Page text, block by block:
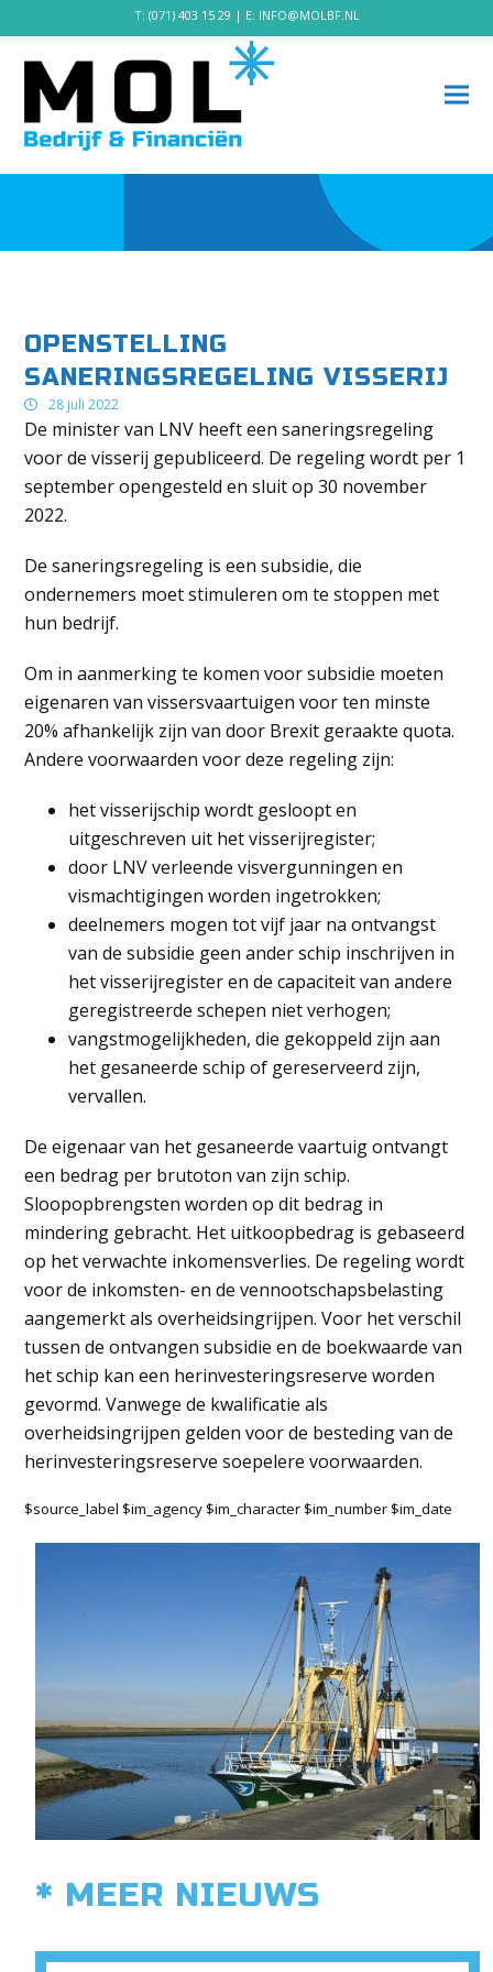
T: (071) 403 15 29 | E: INFO@MOLBF.NL
OPENSTELLING
SANERINGSREGELING VISSERIJ
28 juli 2022
De minister van LNV heeft een saneringsregeling
voor de visserij gepubliceerd. De regeling wordt per 1
september opengesteld en sluit op 30 november
2022.
De saneringsregeling is een subsidie, die
ondernemers moet stimuleren om te stoppen met
hun bedrijf.
Om in aanmerking te komen voor subsidie moeten
eigenaren van vissersvaartuigen voor ten minste
20% afhankelijk zijn van door Brexit geraakte quota.
Andere voorwaarden voor deze regeling zijn:
het visserijschip wordt gesloopt en
uitgeschreven uit het visserijregister;
door LNV verleende visvergunningen en
vismachtigingen worden ingetrokken;
deelnemers mogen tot vijf jaar na ontvangst
van de subsidie geen ander schip inschrijven in
het visserijregister en de capaciteit van andere
geregistreerde schepen niet verhogen;
vangstmogelijkheden, die gekoppeld zijn aan
het gesaneerde schip of gereserveerd zijn,
vervallen.
De eigenaar van het gesaneerde vaartuig ontvangt
een bedrag per brutoton van zijn schip.
Sloopopbrengsten worden op dit bedrag in
mindering gebracht. Het uitkoopbedrag is gebaseerd
op het verwachte inkomensverlies. De regeling wordt
voor de inkomsten- en de vennootschapsbelasting
aangemerkt als overheidsingrijpen. Voor het verschil
tussen de ontvangen subsidie en de boekwaarde van
het schip kan een herinvesteringsreserve worden
gevormd. Vanwege de kwalificatie als
overheidsingrijpen gelden voor de besteding van de
herinvesteringsreserve soepelere voorwaarden.
$source_label $im_agency $im_character $im_number $im_date
* MEER NIEUWS